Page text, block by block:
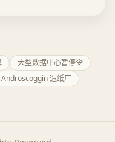
大型数据中心暂停令
Androscoggin 造纸厂